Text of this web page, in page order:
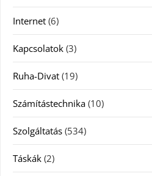
Internet (6)
Kapcsolatok (3)
Ruha-Divat (19)
Számítástechnika (10)
Szolgáltatás (534)
Táskák (2)